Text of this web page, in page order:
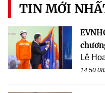
TIN MỚI
Lê
14:50